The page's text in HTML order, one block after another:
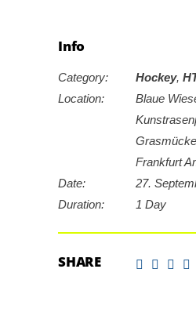
Info
Category: Hockey,
Location:
Blaue
Frankfurt
Date:
27.
Duration:
1 Day
SHARE